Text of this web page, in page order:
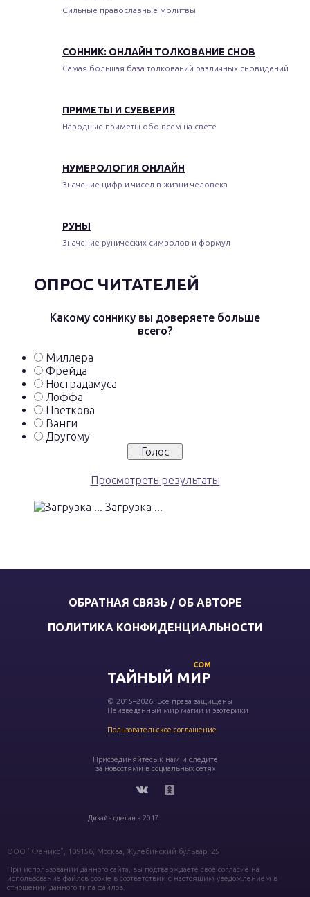
Сильные православные молитвы
СОННИК: ОНЛАЙН ТОЛКОВАНИЕ СНОВ
Самая большая база толкований различных сновидений
ПРИМЕТЫ И СУЕВЕРИЯ
Народные приметы обо всем на свете
НУМЕРОЛОГИЯ ОНЛАЙН
Значение цифр и чисел в жизни человека
РУНЫ
Значение рунических символов и формул
ОПРОС ЧИТАТЕЛЕЙ
Какому соннику вы доверяете больше
всего?
Миллера
Фрейда
Нострадамуса
Лоффа
Цветкова
Ванги
Другому
Просмотреть результаты
Загрузка ...
ОБРАТНАЯ СВЯЗЬ / ОБ АВТОРЕ
ПОЛИТИКА КОНФИДЕНЦИАЛЬНОСТИ
ТАЙНЫЙ МИР
COM
© 2015–2026. Все права защищены
Неизведанный мир магии и эзотерики
Пользовательское соглашение
Присоединяйтесь к нам и следите
за новостями в социальных сетях
Дизайн сделан в 2017
ООО "Феникс", 109156, Москва, Жулебинский бульвар, 25
При использовании данного сайта, вы подтверждаете свое согласие на
использование файлов cookie в соответствии с настоящим уведомлением в
отношении данного типа файлов.